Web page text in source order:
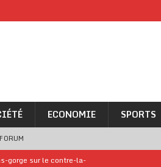
ECONOMIE SPORTS
FORUM
gorge sur le contre-la-